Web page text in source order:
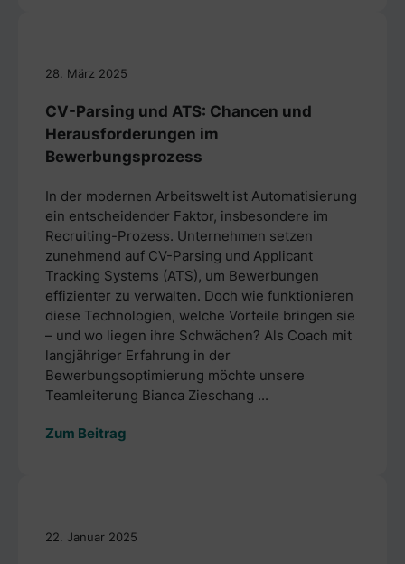
28. März 2025
CV-Parsing und ATS: Chancen und
Herausforderungen im
Bewerbungsprozess
In der modernen Arbeitswelt ist Automatisierung
ein entscheidender Faktor, insbesondere im
Recruiting-Prozess. Unternehmen setzen
zunehmend auf CV-Parsing und Applicant
Tracking Systems (ATS), um Bewerbungen
effizienter zu verwalten. Doch wie funktionieren
diese Technologien, welche Vorteile bringen sie
– und wo liegen ihre Schwächen? Als Coach mit
langjähriger Erfahrung in der
Bewerbungsoptimierung möchte unsere
Teamleiterung Bianca Zieschang ...
Zum Beitrag
22. Januar 2025